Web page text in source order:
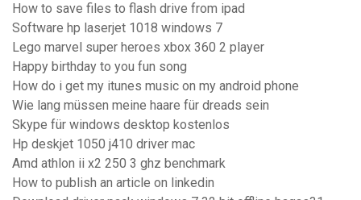
How to save files to flash drive from ipad
Software hp laserjet 1018 windows 7
Lego marvel super heroes xbox 360 2 player
Happy birthday to you fun song
How do i get my itunes music on my android phone
Wie lang müssen meine haare für dreads sein
Skype für windows desktop kostenlos
Hp deskjet 1050 j410 driver mac
Amd athlon ii x2 250 3 ghz benchmark
How to publish an article on linkedin